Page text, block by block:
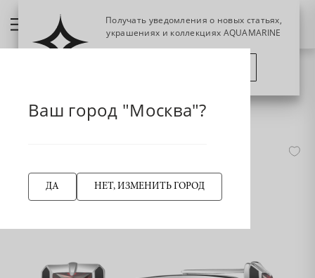
7281303 Запонки из Серебра с гранатами, эмалью
Ваш город "Москва"?
ДА НЕТ, ИЗМЕНИТЬ ГОРОД
Получать уведомления о новых статьях,
украшениях и коллекциях AQUAMARINE